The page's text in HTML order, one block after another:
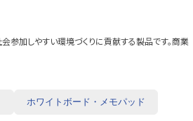
参加しやすい環境づくりに貢献する製品です。商業
ホワイトボード・メモパッド